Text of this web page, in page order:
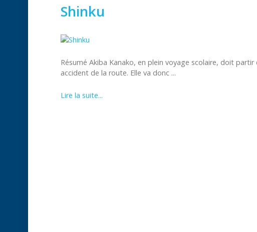
Shinku
Résumé Akiba Kanako, en plein voyage scolaire, doit
accident de la route. Elle va donc ...
Lire la suite...